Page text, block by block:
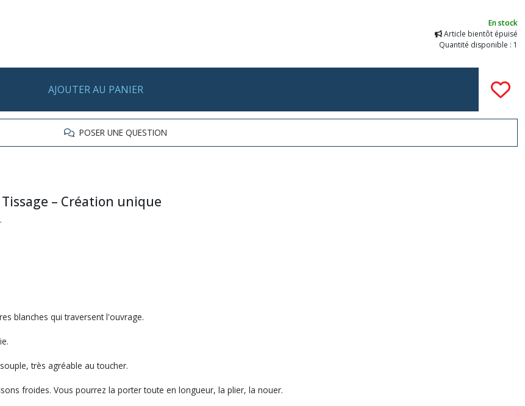
En stock
Article bientôt épuisé
Quantité disponible : 1
AJOUTER AU PANIER
POSER UNE QUESTION
– Création unique
blanches qui traversent l'ouvrage.
très agréable au toucher.
froides. Vous pourrez la porter toute en longueur, la plier, la nouer.